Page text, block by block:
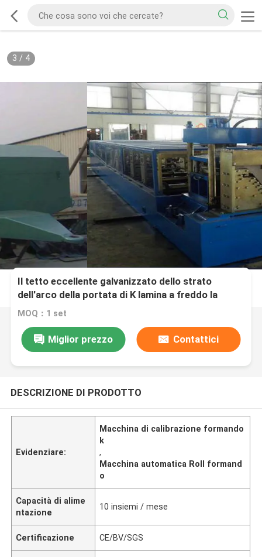
3 / 4
Il tetto eccellente galvanizzato dello strato
dell'arco della portata di K lamina a freddo la
formazione della macchina
MOQ：1 set
Miglior prezzo Contattici
DESCRIZIONE DI PRODOTTO
Evidenziare:
Macchina di calibrazione formando
k
,
Macchina automatica Roll formand
o
Capacità di alime
ntazione
10 insiemi / mese
Certificazione CE/BV/SGS